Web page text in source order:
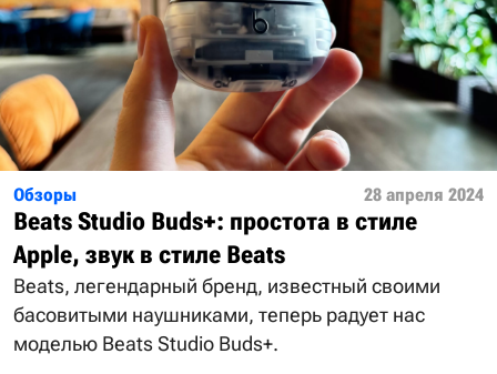
Обзоры 28 апреля 2024
Beats Studio Buds+: простота в стиле
Apple, звук в стиле Beats
Beats, легендарный бренд, известный своими
басовитыми наушниками, теперь радует нас
моделью Beats Studio Buds+.